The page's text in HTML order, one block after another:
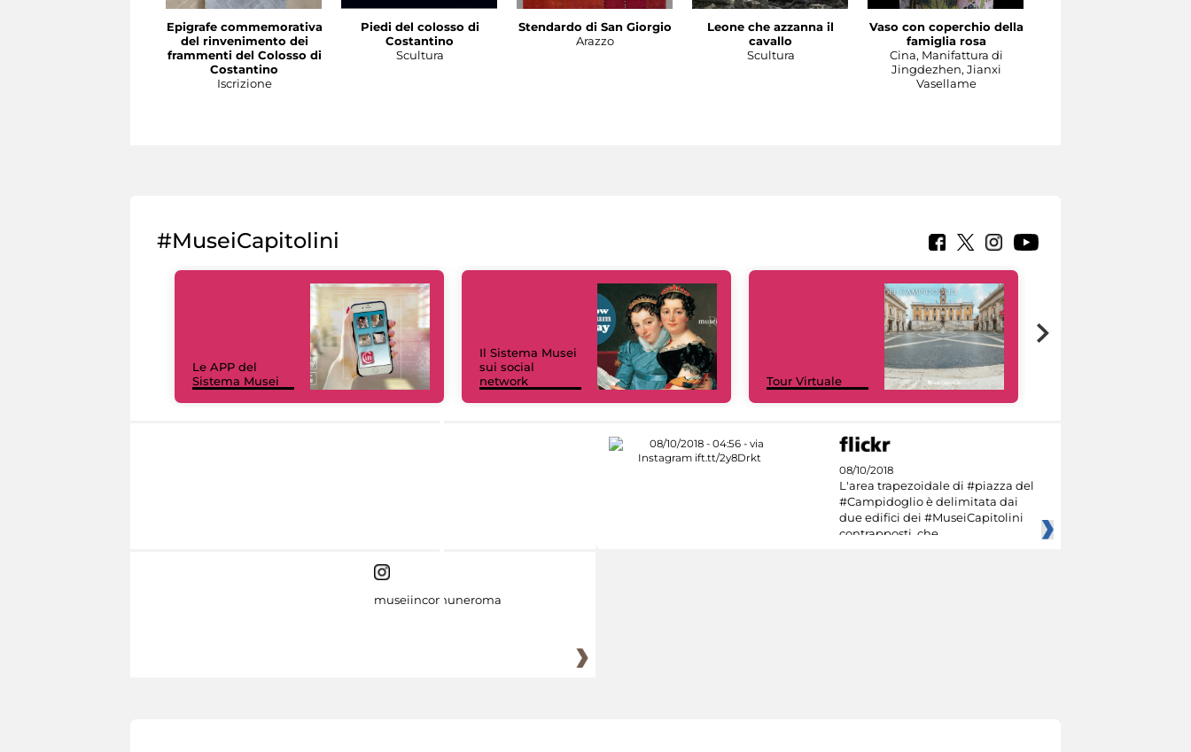
Epigrafe commemorativa
del rinvenimento dei
frammenti del Colosso di
Costantino
Iscrizione
Piedi del colosso di
Costantino
Scultura
Stendardo di San Giorgio
Arazzo
Leone che azzanna il
cavallo
Scultura
Vaso con coperchio della
famiglia rosa
Cina, Manifattura di
Jingdezhen, Jianxi
Vasellame
#MuseiCapitolini
Le APP del
Sistema Musei
Il Sistema Musei
sui social
network
Tour Virtuale
08/10/2018
L'area trapezoidale di #piazza del
#Campidoglio è delimitata dai
due edifici dei #MuseiCapitolini
contrapposti, che
museiincomuneroma